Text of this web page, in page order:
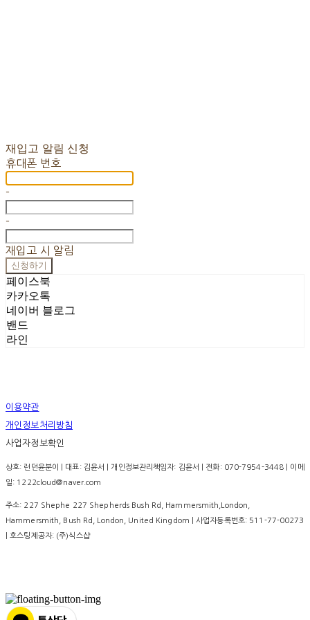
재입고 알림 신청
휴대폰 번호
-
-
재입고 시 알림
신청하기
페이스북
카카오톡
네이버 블로그
밴드
라인
이용약관
개인정보처리방침
사업자정보확인
상호: 런던윤분이 | 대표: 김윤서 | 개인정보관리책임자: 김윤서 | 전화: 070-7954-3448 | 이메
일: 1222cloud@naver.com
주소: 227 Shephe 227 Shepherds Bush Rd, Hammersmith,London,
Hammersmith, Bush Rd, London, United Kingdom | 사업자등록번호: 511-77-00273
| 호스팅제공자: (주)식스샵